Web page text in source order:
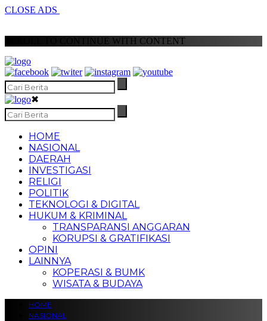
CLOSE ADS
SCROLL TO CONTINUE WITH CONTENT
✖
HOME
NASIONAL
DAERAH
INVESTIGASI
RELIGI
POLITIK
TEKNOLOGI & DIGITAL
HUKUM & KRIMINAL
TRANSPARANSI ANGGARAN
KORUPSI & GRATIFIKASI
OPINI
LAINNYA
KOPERASI & BUMK
WISATA & BUDAYA
HOME
NASIONAL